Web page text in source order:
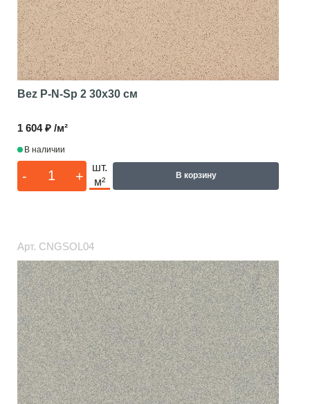
Bez P-N-Sp 2 30x30 см
1 604 ₽ /м²
В наличии
- +
шт.
м²
В корзину
Арт. CNGSOL04